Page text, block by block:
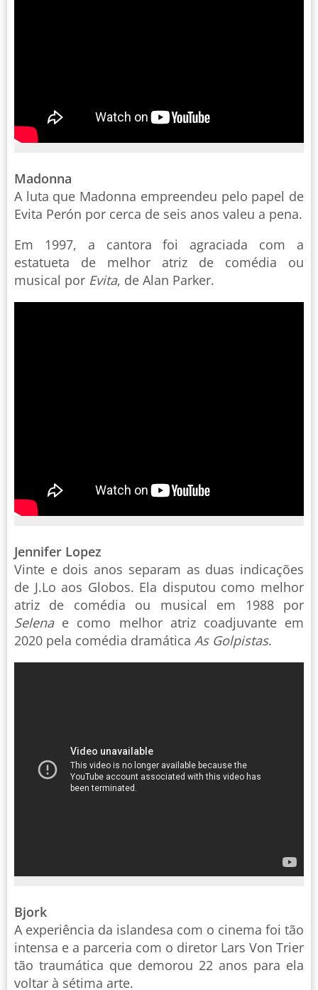
Madonna
A luta que Madonna empreendeu pelo papel de
Evita Perón por cerca de seis anos valeu a pena.
Em 1997, a cantora foi agraciada com a
estatueta de melhor atriz de comédia ou
musical por Evita, de Alan Parker.
Jennifer Lopez
Vinte e dois anos separam as duas indicações
de J.Lo aos Globos. Ela disputou como melhor
atriz de comédia ou musical em 1988 por
Selenae como melhor atriz coadjuvante em
2020 pela comédia dramática As Golpistas.
Bjork
A experiência da islandesa com o cinema foi tão
intensa e a parceria com o diretor Lars Von Trier
tão traumática que demorou 22 anos para ela
voltar à sétima arte.